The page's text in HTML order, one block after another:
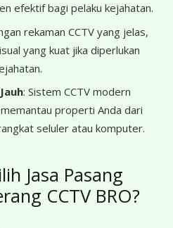
efektif bagi pelaku kejahatan.
rekaman CCTV yang jelas,
yang kuat jika diperlukan
: Sistem CCTV modern
properti Anda dari
seluler atau komputer.
Jasa Pasang
CCTV BRO?